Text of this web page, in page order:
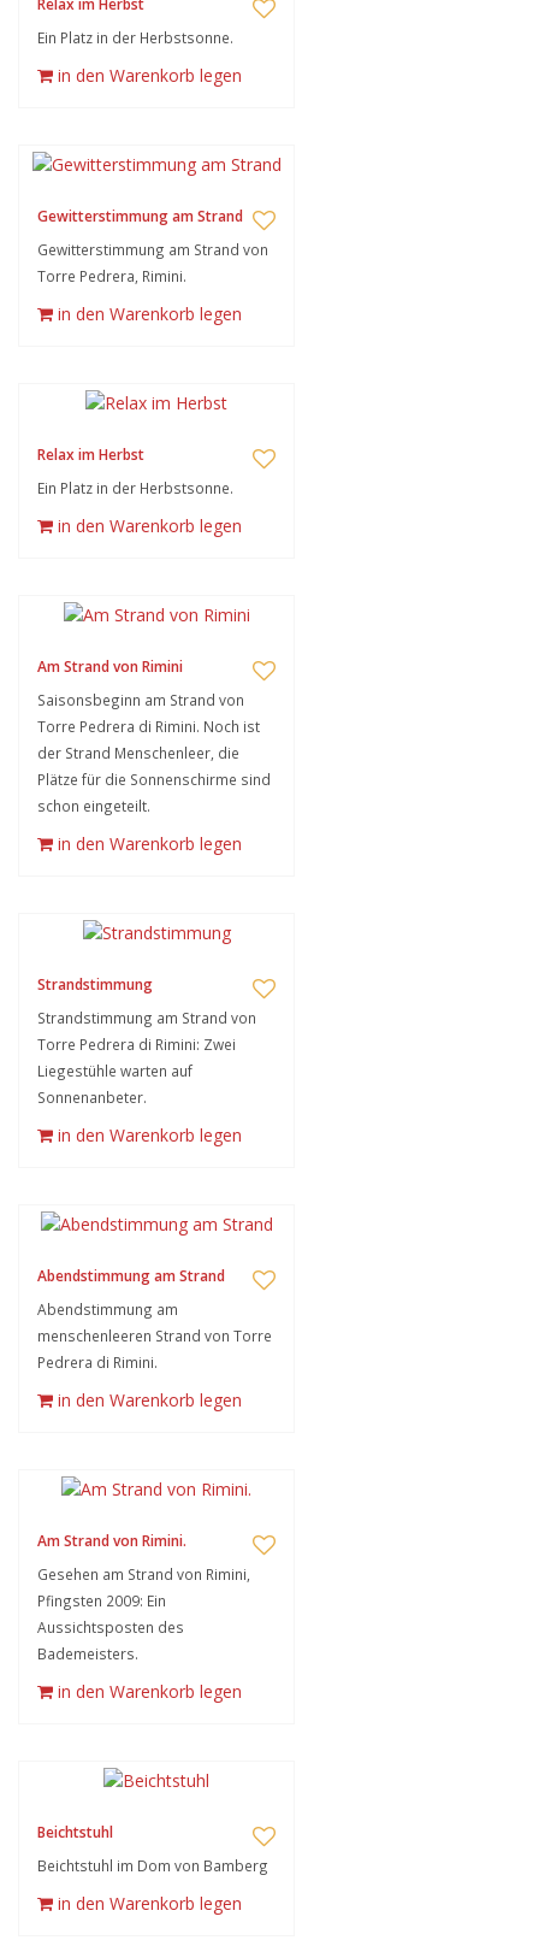
Relax im Herbst
Ein Platz in der Herbstsonne.
in den Warenkorb legen
Gewitterstimmung am Strand
Gewitterstimmung am Strand von
Torre Pedrera, Rimini.
in den Warenkorb legen
Relax im Herbst
Ein Platz in der Herbstsonne.
in den Warenkorb legen
Am Strand von Rimini
Saisonsbeginn am Strand von
Torre Pedrera di Rimini. Noch ist
der Strand Menschenleer, die
Plätze für die Sonnenschirme sind
schon eingeteilt.
in den Warenkorb legen
Strandstimmung
Strandstimmung am Strand von
Torre Pedrera di Rimini: Zwei
Liegestühle warten auf
Sonnenanbeter.
in den Warenkorb legen
Abendstimmung am Strand
Abendstimmung am
menschenleeren Strand von Torre
Pedrera di Rimini.
in den Warenkorb legen
Am Strand von Rimini.
Gesehen am Strand von Rimini,
Pfingsten 2009: Ein
Aussichtsposten des
Bademeisters.
in den Warenkorb legen
Beichtstuhl
Beichtstuhl im Dom von Bamberg
in den Warenkorb legen